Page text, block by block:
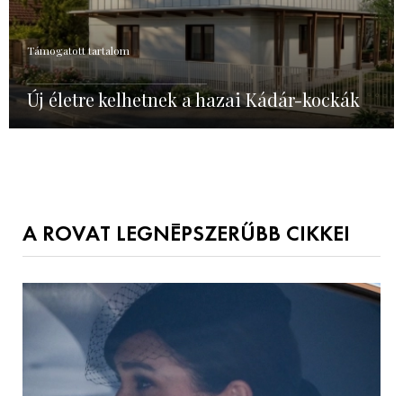
Támogatott tartalom
Új életre kelhetnek a hazai Kádár-kockák
A ROVAT LEGNÉPSZERŰBB CIKKEI